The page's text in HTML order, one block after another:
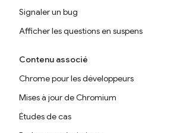
Signaler un bug
Afficher les questions en suspens
Contenu associé
Chrome pour les développeurs
Mises à jour de Chromium
Études de cas